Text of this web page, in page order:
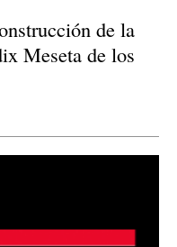
de la
Meseta de los